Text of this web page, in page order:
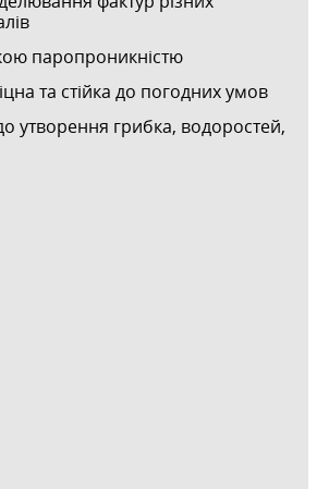
паропроникністю
та стійка до погодних умов
утворення грибка, водоростей,